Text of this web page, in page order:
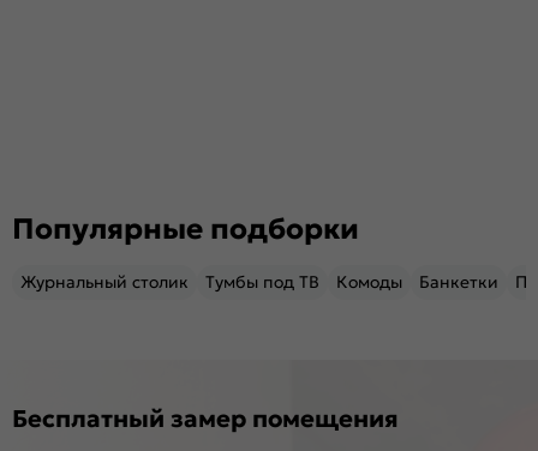
Популярные подборки
Журнальный столик Тумбы под ТВ Комоды Банкетки
Бесплатный замер помещения